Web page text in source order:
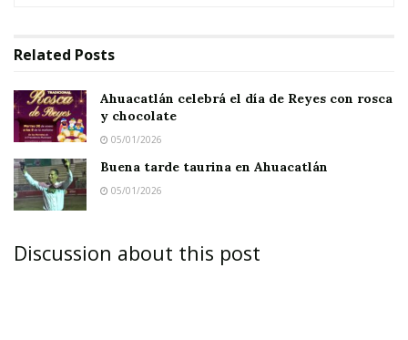
Related Posts
Ahuacatlán celebrá el día de Reyes con rosca
y chocolate
05/01/2026
Buena tarde taurina en Ahuacatlán
05/01/2026
Discussion about this post